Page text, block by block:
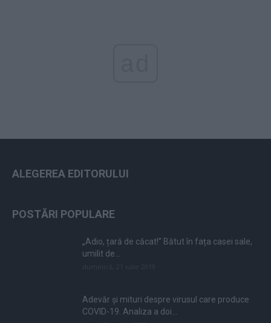
ALEGEREA EDITORULUI
POSTĂRI POPULARE
„Adio, țară de căcat!” Bătut în fața casei sale,
umilit de...
Adevăr și mituri despre virusul care produce
COVID-19. Analiza a doi...